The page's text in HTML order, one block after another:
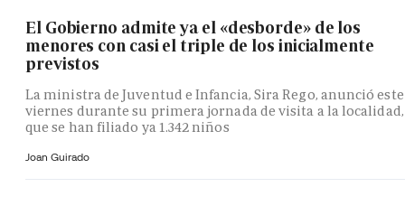
El Gobierno admite ya el «desborde» de los
menores con casi el triple de los inicialmente
previstos
La ministra de Juventud e Infancia, Sira Rego, anunció este
viernes durante su primera jornada de visita a la localidad,
que se han filiado ya 1.342 niños
Joan Guirado